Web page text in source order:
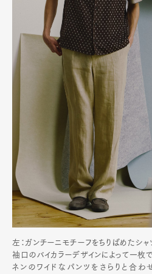
左：ガンチーニモチーフをちりばめたシ
袖口のバイカラーデザインによって一枚
ネンのワイドなパンツをさらりと合わ